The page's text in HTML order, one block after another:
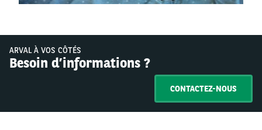
ARVAL À VOS CÔTÉS
Besoin d’informations ?
CONTACTEZ-NOUS